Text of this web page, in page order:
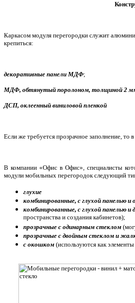
Каркасом модуля перегородки служит
крепиться:
декоративные панели МДФ;
МДФ, обтянутый поролоном, толщиной 2
ДСП, оклеенный виниловой пленкой
Если же требуется прозрачное заполнение, то
В компании «Офис в Офис», специалисты
модули мобильных перегородок следующий
глухие
комбинированные, с глухой панелью
комбинированные, с глухой панелью
пространства и создания кабинетов);
прозрачные с одинарным стеклом
прозрачные с двойным стеклом и
с окошком (используются как